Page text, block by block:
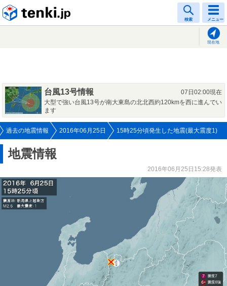
検索 メニュー
現在地
台風13号情報
07日02:00現在
大型で強い台風13号が南大東島の北北西約120kmを西に進んでい
ます
過去の地震情報 2016年06月25日 15時25分頃発生した地震(最大震度1)
地震情報
2016年06月25日15:28発表